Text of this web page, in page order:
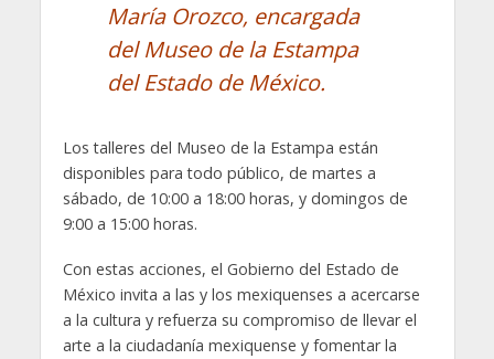
María Orozco, encargada
del Museo de la Estampa
del Estado de México.
Los talleres del Museo de la Estampa están
disponibles para todo público, de martes a
sábado, de 10:00 a 18:00 horas, y domingos de
9:00 a 15:00 horas.
Con estas acciones, el Gobierno del Estado de
México invita a las y los mexiquenses a acercarse
a la cultura y refuerza su compromiso de llevar el
arte a la ciudadanía mexiquense y fomentar la